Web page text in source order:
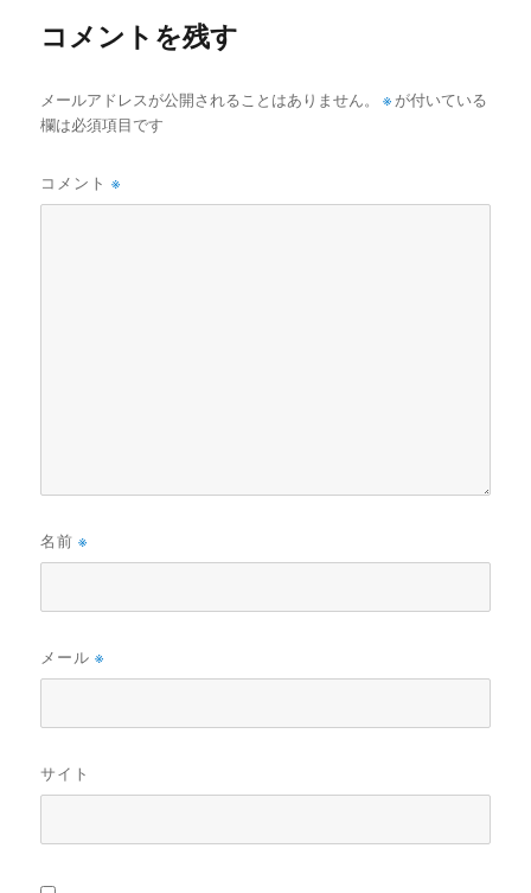
コメントを残す
メールアドレスが公開されることはありません。 ※ が付いている
欄は必須項目です
コメント※
名前※
メール※
サイト